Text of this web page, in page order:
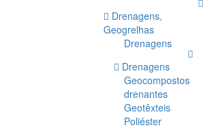
Drenagens,
Geogrelhas
Drenagens
Drenagens
Geocompostos
drenantes
Geotêxteis
Poliéster